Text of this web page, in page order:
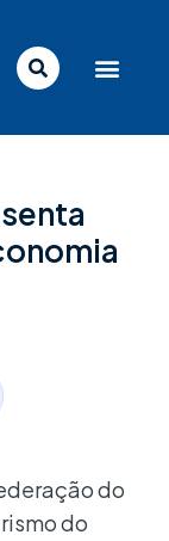
do
do